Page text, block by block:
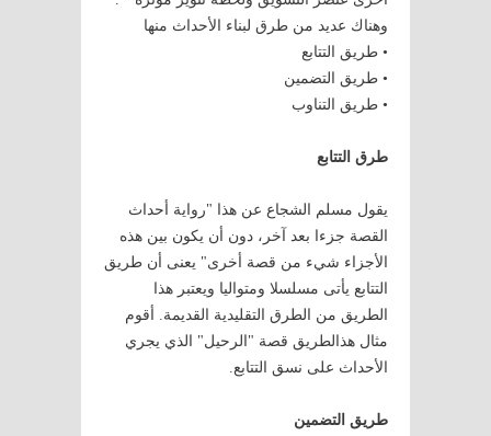
وهناك عديد من طرق لبناء الأحداث منها
• طريق التتابع
• طريق التضمين
• طريق التناوب
طرق التتابع
يقول مسلم الشجاع عن هذا "رواية أحداث
القصة جزءا بعد آخر، دون أن يكون بين هذه
الأجزاء شيء من قصة أخرى" يعنى أن طريق
التتابع يأتى مسلسلا ومتواليا ويعتبر هذا
الطريق من الطرق التقليدية القديمة. أقوم
مثال هذالطريق قصة "الرحيل" الذي يجري
الأحداث على نسق التتابع.
طريق التضمين